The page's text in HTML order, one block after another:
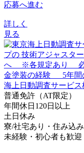
応募へ進む
詳しく
見る
普通免許（AT限定）
年間休日120日以上
土日休み
寮/社宅あり・住み込み
未経験・初心者も歓迎